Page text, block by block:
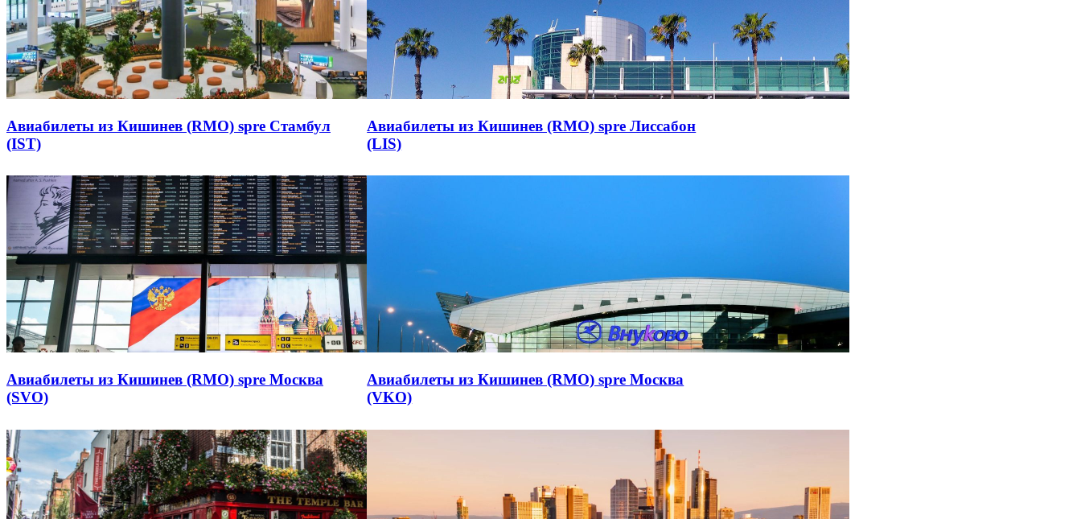
Авиабилеты из Кишинев (RMO) spre Стамбул
(IST)
Авиабилеты из Кишинев (RMO) spre Лиссабон
(LIS)
Авиабилеты из Кишинев (RMO) spre Москва
(SVO)
Авиабилеты из Кишинев (RMO) spre Москва
(VKO)